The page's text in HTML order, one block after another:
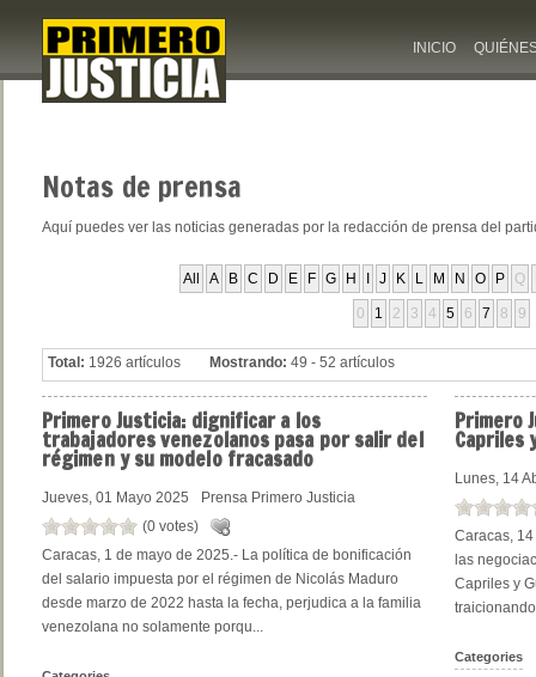
INICIO
Notas de prensa
Aquí puedes ver las noticias generadas por la redacción de prensa del
All A B C D E F G H J K L M N O P Q
0 1 2 3 4 5 6 7 8 9
Total: 1926 artículos Mostrando: 49 - 52 artículos
PrimeroJusticia: dignificar a los
trabajadores venezolanos pasa por salir del
régimen y su modelo fracasado
Jueves, 01 Mayo 2025
Prensa Primero Justicia
(0 votes)
Caracas, 1 de mayo de 2025.- La política de bonificación
del salario impuesta por el régimen de Nicolás Maduro
desde marzo de 2022 hasta la fecha, perjudica a la familia
venezolana no solamente porqu...
Primero
Capriles
Lunes, 14
Caracas,
las
Capriles y
Categories